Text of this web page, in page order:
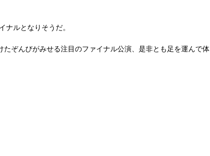
ナルとなりそうだ。
ぞんびがみせる注目のファイナル公演、是非とも足を運んで体